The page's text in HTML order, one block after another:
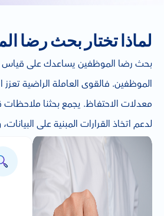
لماذا تختار بحث رضا
بحث رضا الموظفين يساعدك على
الموظفين. فالقوى العاملة الراضية تعزز
معدلات الاحتفاظ. يجمع بحثنا
لدعم اتخاذ القرارات المبنية على